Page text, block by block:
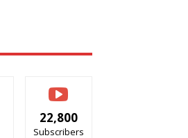
22,800
Subscribers